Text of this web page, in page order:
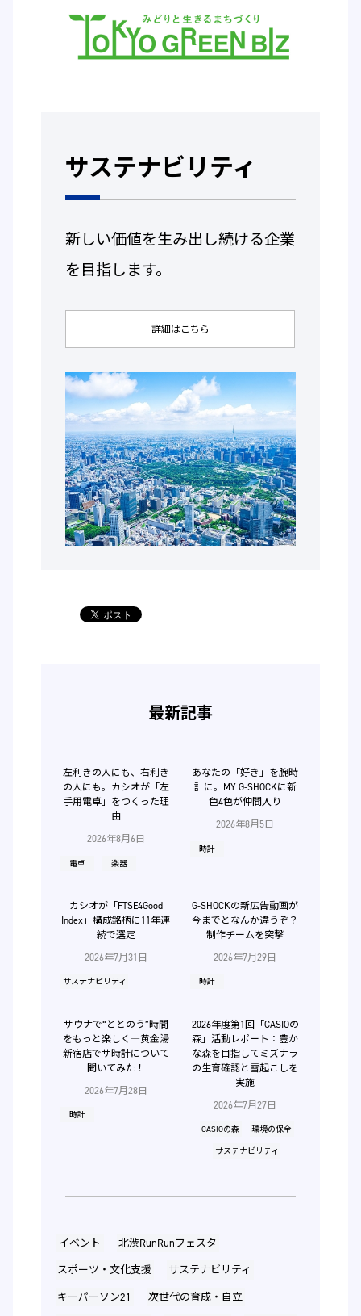
サステナビリティ
新しい価値を生み出し続ける企業
を目指します。
詳細はこちら
最新記事
2026年8月6日
電卓 楽器
左利きの人にも、右利き
の人にも。カシオが「左
手用電卓」をつくった理
由
2026年8月5日
時計
あなたの「好き」を腕時
計に。MY G-SHOCKに新
色4色が仲間入り
2026年7月31日
サステナビリティ
カシオが「FTSE4Good
Index」構成銘柄に11年連
続で選定
2026年7月29日
時計
G-SHOCKの新広告動画が
今までとなんか違うぞ？
制作チームを突撃
2026年7月28日
時計
サウナで“ととのう”時間
をもっと楽しく―黄金湯
新宿店でサ時計について
聞いてみた！
2026年7月27日
CASIOの森 環境の保全
サステナビリティ
2026年度第1回「CASIOの
森」活動レポート：豊か
な森を目指してミズナラ
の生育確認と雪起こしを
実施
イベント
北渋RunRunフェスタ
スポーツ・文化支援
サステナビリティ
キーパーソン21
次世代の育成・自立